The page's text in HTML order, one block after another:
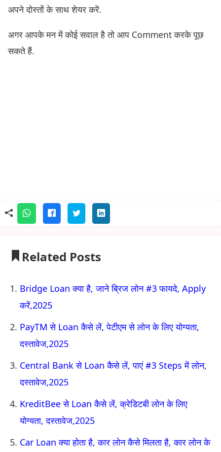
अपने दोस्तों के साथ शेयर करें.
अगर आपके मन में कोई सवाल है तो आप Comment करके पूछ
सकते हैं.
Related Posts
Bridge Loan क्या है, जाने ब्रिज लोन #3 फायदे, Apply
करें,2025
PayTM से Loan कैसे लें, पेटीएम से लोन के लिए योग्यता,
दस्तावेज,2025
Central Bank से Loan कैसे लें, पाएं #3 Steps में लोन,
दस्तावेज,2025
KreditBee से Loan कैसे लें, क्रेडिटबी लोन के लिए
योग्यता, दस्तावेज,2025
Car Loan क्या होता है, कार लोन कैसे मिलता है, कार लोन के